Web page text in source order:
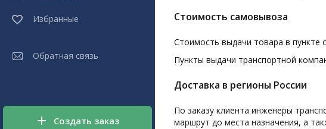
Избранные
Обратная связь
Создать заказ
Стоимость самовывоза
Стоимость выдачи товара в
Пункты выдачи транспортной
Доставка в регионы России
По заказу клиента инженеры
маршрут до места назначения, а